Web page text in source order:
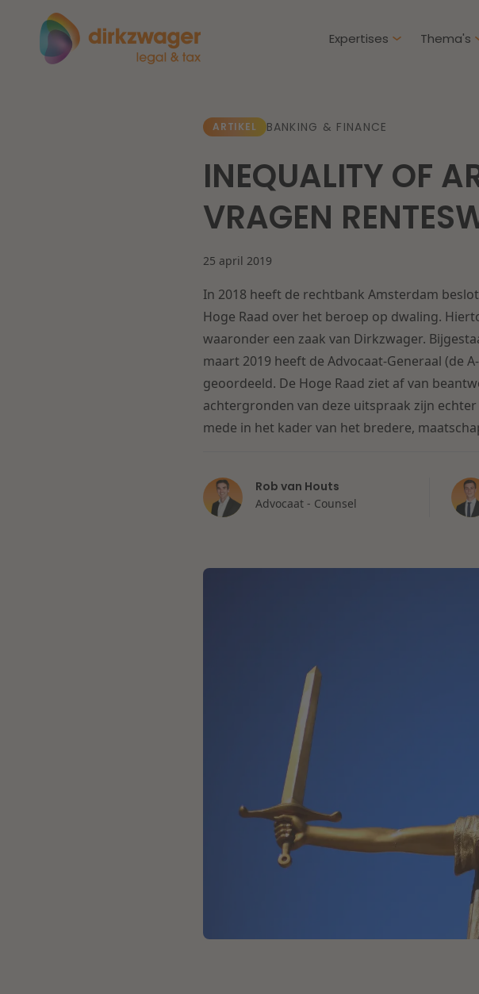
Expertises
IE & Innovatie
Herstructurering
Zorg & Sociaal
Vastgoed
Thema's
energietransitie
Dichtbij een
toekomstbestendige
zorg
ARTIKEL BANKING & FINANCE
INEQUALITY OF
VRAGEN
25 april 2019
In 2018 heeft de rechtbank Amsterdam
Hoge Raad over het beroep op dwaling.
waaronder een zaak van Dirkzwager.
maart 2019 heeft de Advocaat-Generaal (de
geoordeeld. De Hoge Raad ziet af van
achtergronden van deze uitspraak zijn
mede in het kader van het bredere,
Rob van Houts
Advocaat - Counsel